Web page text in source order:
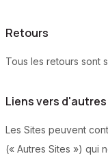
Retours
Tous les retours sont
Liens vers
Les Sites peuvent
(« Autres Sites ») qui